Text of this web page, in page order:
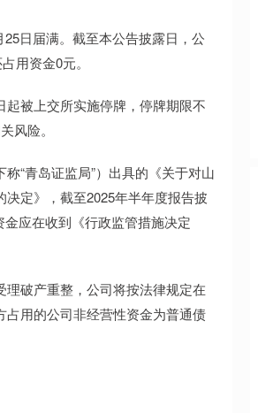
日届满。截至本公告披露日，公
用资金0元。
被上交所实施停牌，停牌期限不
风险。
“青岛证监局”）出具的《关于对山
定》，截至2025年半年度报告披
应在收到《行政监管措施决定
破产重整，公司将按法律规定在
用的公司非经营性资金为普通债